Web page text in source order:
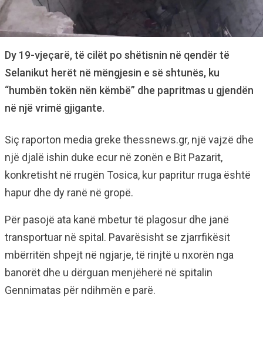
Dy 19-vjeçarë, të cilët po shëtisnin në qendër të
Selanikut herët në mëngjesin e së shtunës, ku
“humbën tokën nën këmbë” dhe papritmas u gjendën
në një vrimë gjigante.
Siç raporton media greke thessnews.gr, një vajzë dhe
një djalë ishin duke ecur në zonën e Bit Pazarit,
konkretisht në rrugën Tosica, kur papritur rruga është
hapur dhe dy ranë në gropë.
Për pasojë ata kanë mbetur të plagosur dhe janë
transportuar në spital. Pavarësisht se zjarrfikësit
mbërritën shpejt në ngjarje, të rinjtë u nxorën nga
banorët dhe u dërguan menjëherë në spitalin
Gennimatas për ndihmën e parë.